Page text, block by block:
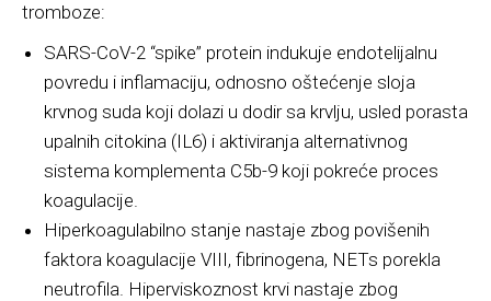
tromboze:
SARS-CoV-2 “spike” protein indukuje endotelijalnu
povredu i inflamaciju, odnosno oštećenje sloja
krvnog suda koji dolazi u dodir sa krvlju, usled porasta
upalnih citokina (IL6) i aktiviranja alternativnog
sistema komplementa C5b-9 koji pokreće proces
koagulacije.
Hiperkoagulabilno stanje nastaje zbog povišenih
faktora koagulacije VIII, fibrinogena, NETs porekla
neutrofila. Hiperviskoznost krvi nastaje zbog